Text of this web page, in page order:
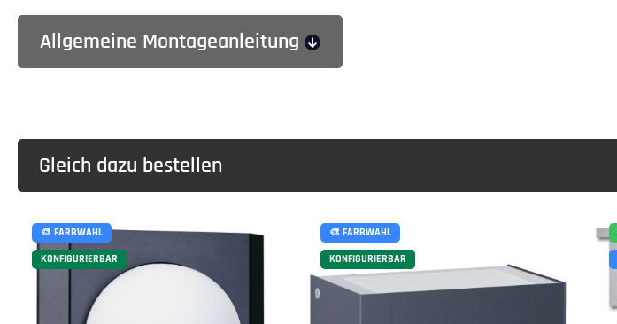
Allgemeine Montageanleitung
Gleich dazu bestellen
🎨 FARBWAHL
KONFIGURIERBAR
🎨 FARBWAHL
KONFIGURIERBAR